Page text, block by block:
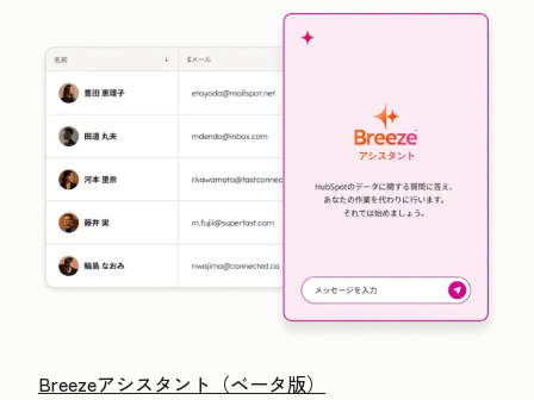
Breezeアシスタント（ベータ版）